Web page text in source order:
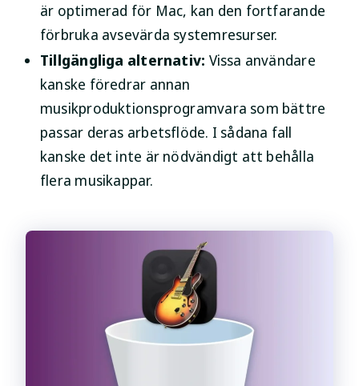
är optimerad för Mac, kan den fortfarande
förbruka avsevärda systemresurser.
Tillgängliga alternativ: Vissa användare
kanske föredrar annan
musikproduktionsprogramvara som bättre
passar deras arbetsflöde. I sådana fall
kanske det inte är nödvändigt att behålla
flera musikappar.